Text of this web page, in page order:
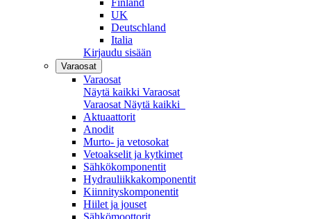
Finland
UK
Deutschland
Italia
Kirjaudu sisään
Varaosat
Varaosat
Näytä kaikki Varaosat
Varaosat Näytä kaikki
Aktuaattorit
Anodit
Murto- ja vetosokat
Vetoakselit ja kytkimet
Sähkökomponentit
Hydrauliikkakomponentit
Kiinnityskomponentit
Hiilet ja jouset
Sähkömoottorit